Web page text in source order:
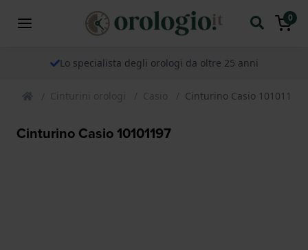
0
Lo specialista degli orologi da oltre 25 anni
Cinturini orologi Casio Cinturino Casio 10101197
Cinturino Casio 10101197